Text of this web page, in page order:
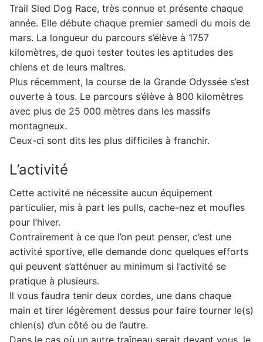
Trail Sled Dog Race, très connue et présente chaque
année. Elle débute chaque premier samedi du mois de
mars. La longueur du parcours s’élève à 1757
kilomètres, de quoi tester toutes les aptitudes des
chiens et de leurs maîtres.
Plus récemment, la course de la Grande Odyssée s’est
ouverte à tous. Le parcours s’élève à 800 kilomètres
avec plus de 25 000 mètres dans les massifs
montagneux.
Ceux-ci sont dits les plus difficiles à franchir.
L’activité
Cette activité ne nécessite aucun équipement
particulier, mis à part les pulls, cache-nez et moufles
pour l’hiver.
Contrairement à ce que l’on peut penser, c’est une
activité sportive, elle demande donc quelques efforts
qui peuvent s’atténuer au minimum si l’activité se
pratique à plusieurs.
Il vous faudra tenir deux cordes, une dans chaque
main et tirer légèrement dessus pour faire tourner le(s)
chien(s) d’un côté ou de l’autre.